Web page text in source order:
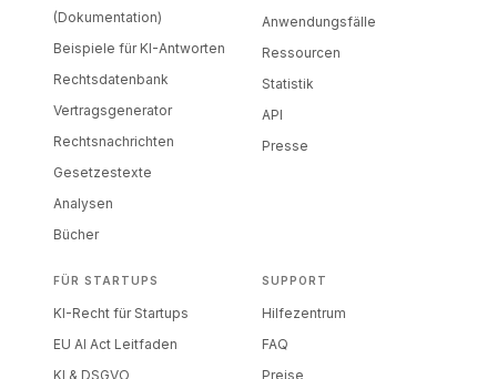
(Dokumentation)
Beispiele für KI-Antworten
Rechtsdatenbank
Vertragsgenerator
Rechtsnachrichten
Gesetzestexte
Analysen
Bücher
Anwendungsfälle
Ressourcen
Statistik
API
Presse
FÜR STARTUPS
KI-Recht für Startups
EU AI Act Leitfaden
KI & DSGVO
SUPPORT
Hilfezentrum
FAQ
Preise